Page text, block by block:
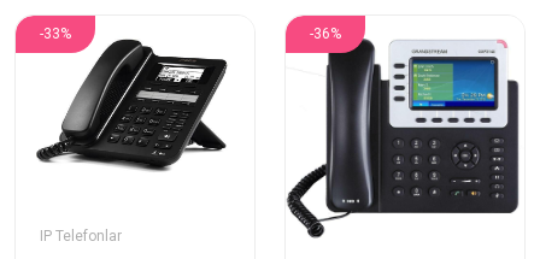
-33%
IP Telefonlar
-36%